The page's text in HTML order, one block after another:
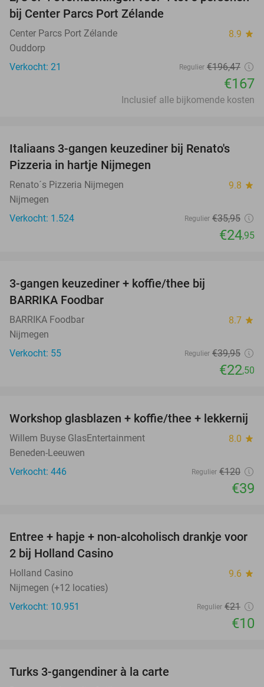
bij Center Parcs Port Zélande
Center Parcs Port Zélande 8.9 star
Ouddorp
Verkocht: 21
Regulier €196,47
€167
Inclusief alle bijkomende kosten
31%
Italiaans 3-gangen keuzediner bij Renato's
Pizzeria in hartje Nijmegen
Renato´s Pizzeria Nijmegen 9.8 star
Nijmegen
Verkocht: 1.524
Regulier €35,95
€24,95
3-gangen keuzediner + koffie/thee bij
BARRIKA Foodbar
BARRIKA Foodbar 8.7 star
Nijmegen
Verkocht: 55
Regulier €39,95
€22,50
68%
Workshop glasblazen + koffie/thee + lekkernij
Willem Buyse GlasEntertainment 8.0 star
Beneden-Leeuwen
Verkocht: 446
Regulier €120
€39
52%
Entree + hapje + non-alcoholisch drankje voor
2 bij Holland Casino
Holland Casino 9.6 star
Nijmegen (+12 locaties)
Verkocht: 10.951
Regulier €21
€10
Turks 3-gangendiner à la carte